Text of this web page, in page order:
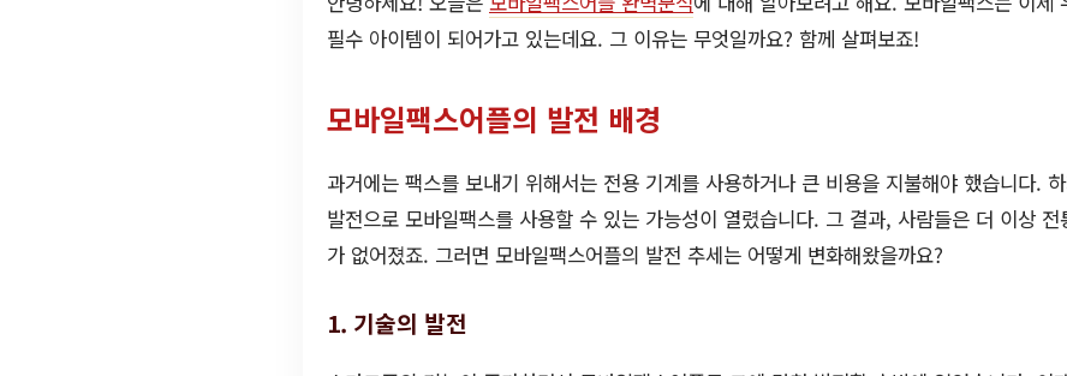
필수 아이템이 되어가고 있는데요. 그 이유는 무엇일까요? 함께 살펴보죠!
모바일팩스어플의 발전 배경
과거에는 팩스를 보내기 위해서는 전용 기계를 사용하거나 큰 비용을 지불해야 했습니다.
발전으로 모바일팩스를 사용할 수 있는 가능성이 열렸습니다. 그 결과, 사람들은 더 이상
가 없어졌죠. 그러면 모바일팩스어플의 발전 추세는 어떻게 변화해왔을까요?
1. 기술의 발전